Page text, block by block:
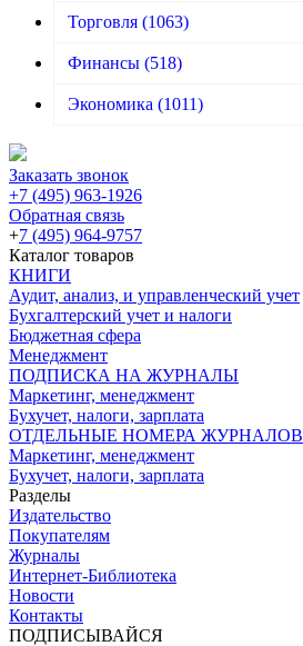
Торговля (1063)
Финансы (518)
Экономика (1011)
Заказать звонок
+7 (495) 963-1926
Обратная связь
+7 (495) 964-9757
Каталог товаров
КНИГИ
Аудит, анализ, и управленческий учет
Бухгалтерский учет и налоги
Бюджетная сфера
Менеджмент
ПОДПИСКА НА ЖУРНАЛЫ
Маркетинг, менеджмент
Бухучет, налоги, зарплата
ОТДЕЛЬНЫЕ НОМЕРА ЖУРНАЛОВ
Маркетинг, менеджмент
Бухучет, налоги, зарплата
Разделы
Издательство
Покупателям
Журналы
Интернет-Библиотека
Новости
Контакты
ПОДПИСЫВАЙСЯ